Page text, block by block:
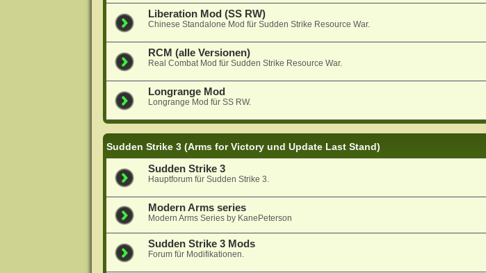
Liberation Mod (SS RW)
Chinese Standalone Mod für Sudden Strike Resource War.
RCM (alle Versionen)
Real Combat Mod für Sudden Strike Resource War.
Longrange Mod
Longrange Mod für SS RW.
Sudden Strike 3 (Arms for Victory und Update Last Stand)
Sudden Strike 3
Hauptforum für Sudden Strike 3.
Modern Arms series
Modern Arms Series by KanePeterson
Sudden Strike 3 Mods
Forum für Modifikationen.